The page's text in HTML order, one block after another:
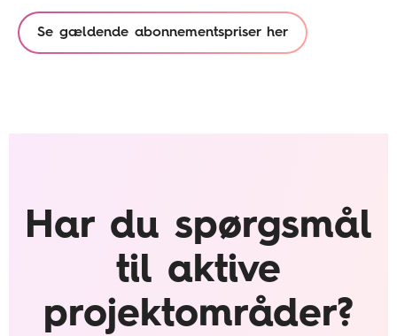
Se gældende abonnementspriser her
Har du spørgsmål
til aktive
projektområder?